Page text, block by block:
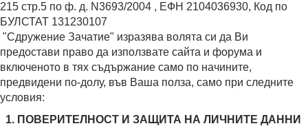
215 стр.5 по ф. д. N3693/2004 , ЕФН 2104036930, Код по
БУЛСТАТ 131230107
"Сдружение Зачатие" изразява волята си да Ви
предостави право да използвате сайта и форума и
включеното в тях съдържание само по начините,
предвидени по-долу, във Ваша полза, само при следните
условия:
1. ПОВЕРИТЕЛНОСТ И ЗАЩИТА НА ЛИЧНИТЕ ДАННИ